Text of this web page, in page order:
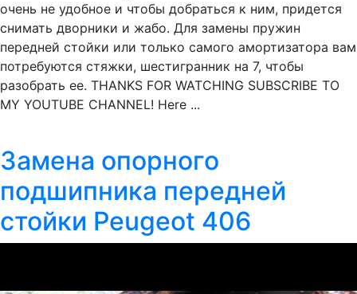
очень не удобное и чтобы добраться к ним, придется
снимать дворники и жабо. Для замены пружин
передней стойки или только самого амортизатора вам
потребуются стяжки, шестигранник на 7, чтобы
разобрать ее. THANKS FOR WATCHING SUBSCRIBE TO
MY YOUTUBE CHANNEL! Here ...
Замена опорного
подшипника передней
стойки Peugeot 406